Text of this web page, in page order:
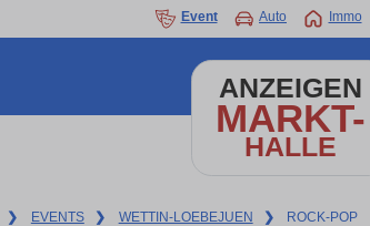
Event Auto Immo
ANZEIGEN
MARKT-
HALLE
❯ EVENTS ❯ WETTIN-LOEBEJUEN ❯ ROCK-POP